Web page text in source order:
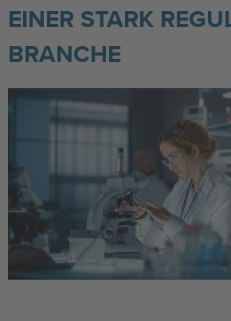
EINER STARK
BRANCHE